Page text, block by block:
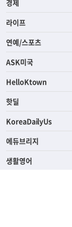
사회
경제
라이프
연예/스포츠
ASK미국
HelloKtown
핫딜
KoreaDailyUs
에듀브리지